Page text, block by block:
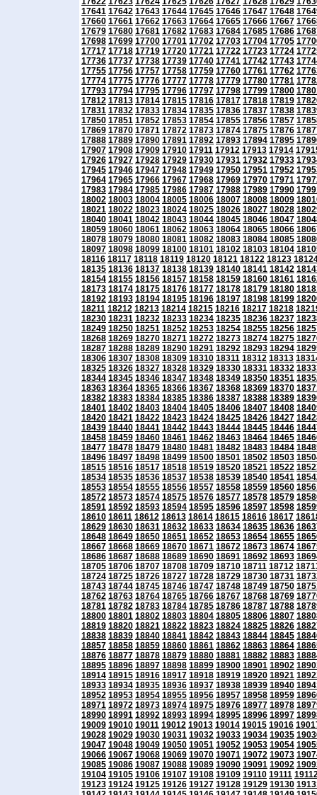
17641 17642 17643 17644 17645 17646 17647 17648
17660 17661 17662 17663 17664 17665 17666 17667
17679 17680 17681 17682 17683 17684 17685 17686
17698 17699 17700 17701 17702 17703 17704 17705
17717 17718 17719 17720 17721 17722 17723 17724
17736 17737 17738 17739 17740 17741 17742 17743
17755 17756 17757 17758 17759 17760 17761 17762
17774 17775 17776 17777 17778 17779 17780 17781
17793 17794 17795 17796 17797 17798 17799 17800
17812 17813 17814 17815 17816 17817 17818 17819
17831 17832 17833 17834 17835 17836 17837 17838
17850 17851 17852 17853 17854 17855 17856 17857
17869 17870 17871 17872 17873 17874 17875 17876
17888 17889 17890 17891 17892 17893 17894 17895
17907 17908 17909 17910 17911 17912 17913 17914
17926 17927 17928 17929 17930 17931 17932 17933
17945 17946 17947 17948 17949 17950 17951 17952
17964 17965 17966 17967 17968 17969 17970 17971
17983 17984 17985 17986 17987 17988 17989 17990
18002 18003 18004 18005 18006 18007 18008 18009
18021 18022 18023 18024 18025 18026 18027 18028
18040 18041 18042 18043 18044 18045 18046 18047
18059 18060 18061 18062 18063 18064 18065 18066
18078 18079 18080 18081 18082 18083 18084 18085
18097 18098 18099 18100 18101 18102 18103 18104
18116 18117 18118 18119 18120 18121 18122 18123
18135 18136 18137 18138 18139 18140 18141 18142
18154 18155 18156 18157 18158 18159 18160 18161
18173 18174 18175 18176 18177 18178 18179 18180
18192 18193 18194 18195 18196 18197 18198 18199
18211 18212 18213 18214 18215 18216 18217 18218
18230 18231 18232 18233 18234 18235 18236 18237
18249 18250 18251 18252 18253 18254 18255 18256
18268 18269 18270 18271 18272 18273 18274 18275
18287 18288 18289 18290 18291 18292 18293 18294
18306 18307 18308 18309 18310 18311 18312 18313
18325 18326 18327 18328 18329 18330 18331 18332
18344 18345 18346 18347 18348 18349 18350 18351
18363 18364 18365 18366 18367 18368 18369 18370
18382 18383 18384 18385 18386 18387 18388 18389
18401 18402 18403 18404 18405 18406 18407 18408
18420 18421 18422 18423 18424 18425 18426 18427
18439 18440 18441 18442 18443 18444 18445 18446
18458 18459 18460 18461 18462 18463 18464 18465
18477 18478 18479 18480 18481 18482 18483 18484
18496 18497 18498 18499 18500 18501 18502 18503
18515 18516 18517 18518 18519 18520 18521 18522
18534 18535 18536 18537 18538 18539 18540 18541
18553 18554 18555 18556 18557 18558 18559 18560
18572 18573 18574 18575 18576 18577 18578 18579
18591 18592 18593 18594 18595 18596 18597 18598
18610 18611 18612 18613 18614 18615 18616 18617
18629 18630 18631 18632 18633 18634 18635 18636
18648 18649 18650 18651 18652 18653 18654 18655
18667 18668 18669 18670 18671 18672 18673 18674
18686 18687 18688 18689 18690 18691 18692 18693
18705 18706 18707 18708 18709 18710 18711 18712
18724 18725 18726 18727 18728 18729 18730 18731
18743 18744 18745 18746 18747 18748 18749 18750
18762 18763 18764 18765 18766 18767 18768 18769
18781 18782 18783 18784 18785 18786 18787 18788
18800 18801 18802 18803 18804 18805 18806 18807
18819 18820 18821 18822 18823 18824 18825 18826
18838 18839 18840 18841 18842 18843 18844 18845
18857 18858 18859 18860 18861 18862 18863 18864
18876 18877 18878 18879 18880 18881 18882 18883
18895 18896 18897 18898 18899 18900 18901 18902
18914 18915 18916 18917 18918 18919 18920 18921
18933 18934 18935 18936 18937 18938 18939 18940
18952 18953 18954 18955 18956 18957 18958 18959
18971 18972 18973 18974 18975 18976 18977 18978
18990 18991 18992 18993 18994 18995 18996 18997
19009 19010 19011 19012 19013 19014 19015 19016
19028 19029 19030 19031 19032 19033 19034 19035
19047 19048 19049 19050 19051 19052 19053 19054
19066 19067 19068 19069 19070 19071 19072 19073
19085 19086 19087 19088 19089 19090 19091 19092
19104 19105 19106 19107 19108 19109 19110 19111
19123 19124 19125 19126 19127 19128 19129 19130